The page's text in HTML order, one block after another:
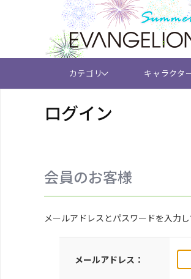
カテゴリ キャラクタ
ログイン
会員のお客様
メールアドレスとパスワードを入力
メールアドレス：